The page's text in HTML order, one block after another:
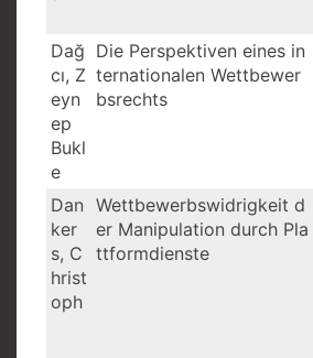
Dağ
cı, Z
eyn
ep
Bukl
e
Die Perspektiven eines in
ternationalen Wettbewer
bsrechts
Dan
ker
s, C
hrist
oph
Wettbewerbswidrigkeit d
er Manipulation durch Pla
ttformdienste